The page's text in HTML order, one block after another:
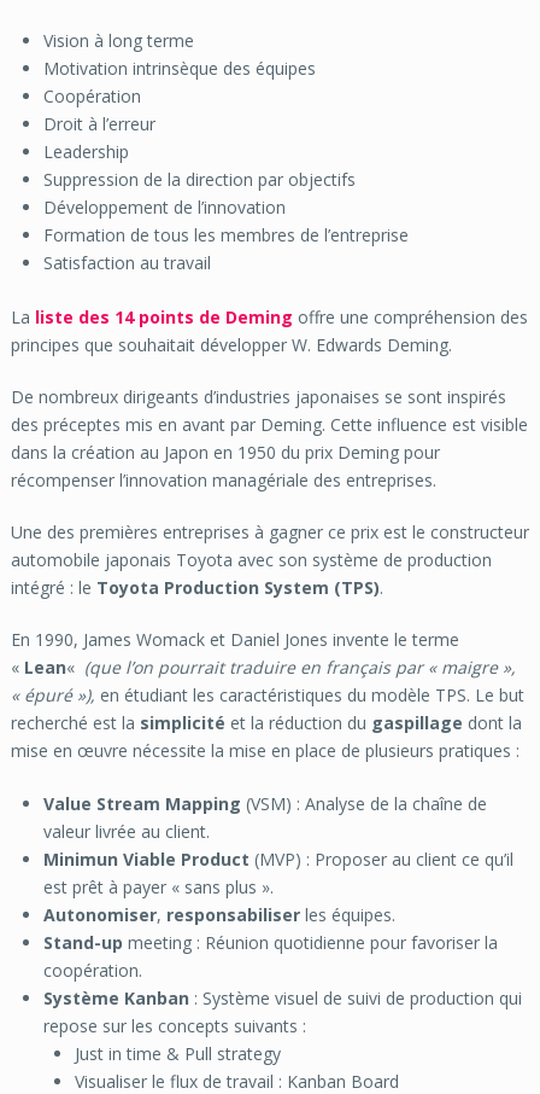
Vision à long terme
Motivation intrinsèque des équipes
Coopération
Droit à l’erreur
Leadership
Suppression de la direction par objectifs
Développement de l’innovation
Formation de tous les membres de l’entreprise
Satisfaction au travail
La liste des 14 points de Deming offre une compréhension des
principes que souhaitait développer W. Edwards Deming.
De nombreux dirigeants d’industries japonaises se sont inspirés
des préceptes mis en avant par Deming. Cette influence est visible
dans la création au Japon en 1950 du prix Deming pour
récompenser l’innovation managériale des entreprises.
Une des premières entreprises à gagner ce prix est le constructeur
automobile japonais Toyota avec son système de production
intégré : le Toyota Production System (TPS).
En 1990, James Womack et Daniel Jones invente le terme
« Lean« (que l’on pourrait traduire en français par « maigre »,
« épuré »), en étudiant les caractéristiques du modèle TPS. Le but
recherché est la simplicité et la réduction du gaspillage dont la
mise en œuvre nécessite la mise en place de plusieurs pratiques :
Value Stream Mapping (VSM) : Analyse de la chaîne de
valeur livrée au client.
Minimun Viable Product (MVP) : Proposer au client ce qu’il
est prêt à payer « sans plus ».
Autonomiser, responsabiliserles équipes.
Stand-up meeting : Réunion quotidienne pour favoriser la
coopération.
Système Kanban : Système visuel de suivi de production qui
repose sur les concepts suivants :
Just in time & Pull strategy
Visualiser le flux de travail : Kanban Board